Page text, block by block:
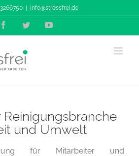
info@stressfrei.de
FacebookTwitterYouTube
und Umwelt
für Mitarbeiter und